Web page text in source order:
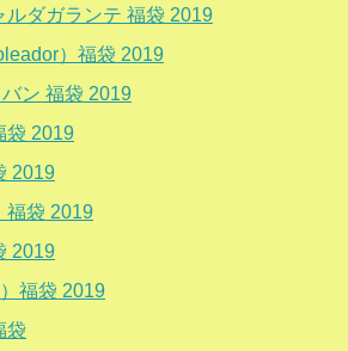
ルダガランテ 福袋 2019
）福袋 2019
ン 福袋 2019
袋 2019
2019
福袋 2019
2019
福袋 2019
袋